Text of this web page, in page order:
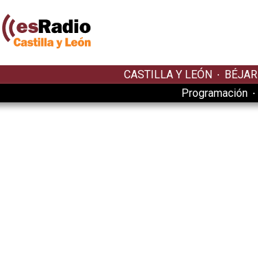
CASTILLA Y LEÓN BÉJAR
Programación